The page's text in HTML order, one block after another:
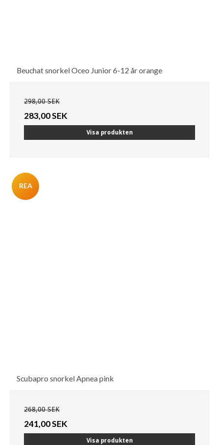
Beuchat snorkel Oceo Junior 6-12 år orange
298,00 SEK
283,00 SEK
Visa produkten
REA
Scubapro snorkel Apnea pink
268,00 SEK
241,00 SEK
Visa produkten